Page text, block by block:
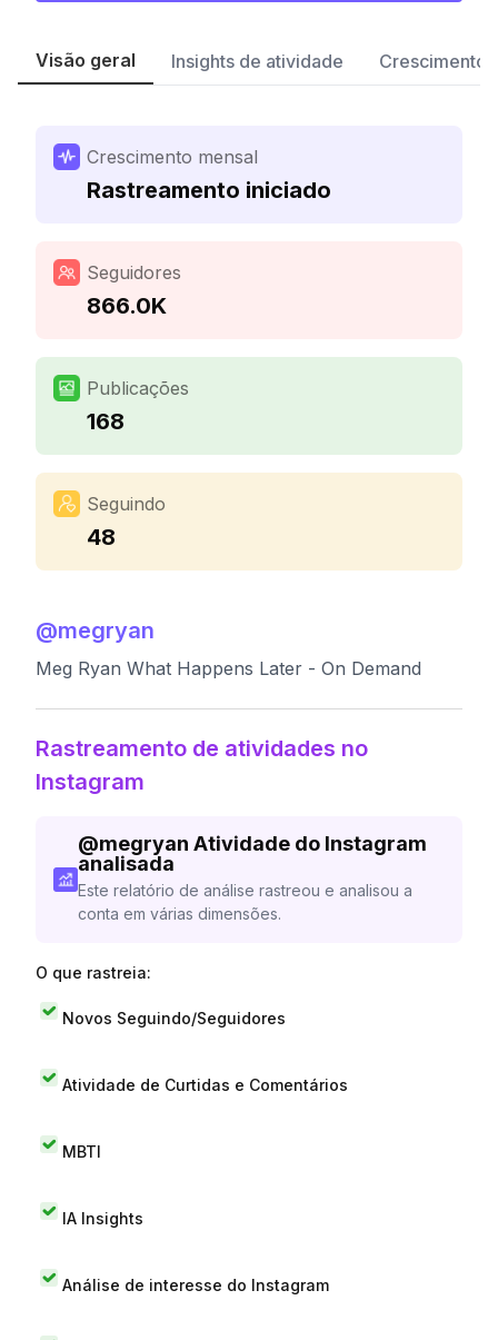
Visão geral Insights de atividade Crescimento
Crescimento mensal
Rastreamento iniciado
Seguidores
866.0K
Publicações
168
Seguindo
48
@megryan
Meg Ryan What Happens Later - On Demand
Rastreamento de atividades no
Instagram
@megryan Atividade do Instagram
analisada
Este relatório de análise rastreou e analisou a
conta em várias dimensões.
O que rastreia:
Novos Seguindo/Seguidores
Atividade de Curtidas e Comentários
MBTI
IA Insights
Análise de interesse do Instagram